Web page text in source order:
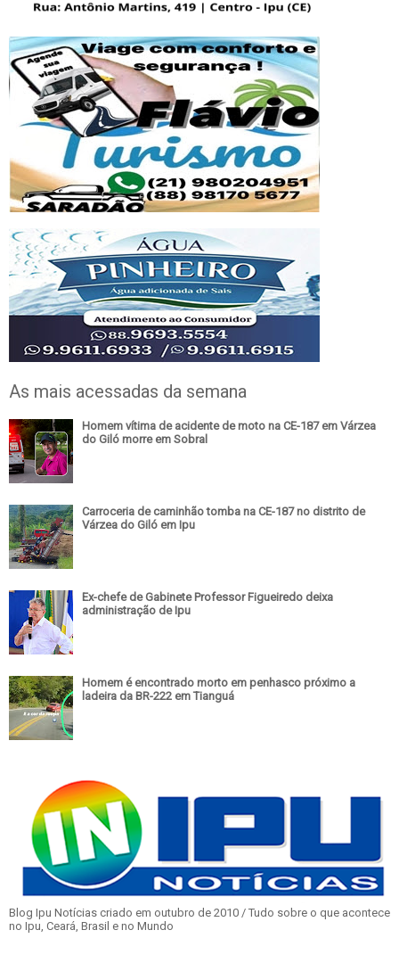
As mais acessadas da semana
Homem vítima de acidente de moto na CE-187 em Várzea
do Giló morre em Sobral
Carroceria de caminhão tomba na CE-187 no distrito de
Várzea do Giló em Ipu
Ex-chefe de Gabinete Professor Figueiredo deixa
administração de Ipu
Homem é encontrado morto em penhasco próximo a
ladeira da BR-222 em Tianguá
Blog Ipu Notícias criado em outubro de 2010 / Tudo sobre o que acontece
no Ipu, Ceará, Brasil e no Mundo